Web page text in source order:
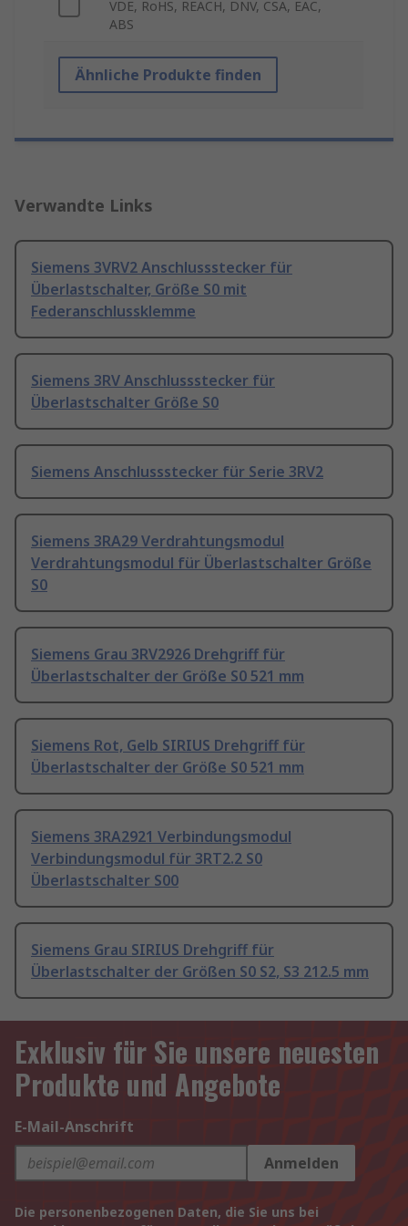
VDE, RoHS, REACH, DNV, CSA, EAC,
ABS
Ähnliche Produkte finden
Verwandte Links
Siemens 3VRV2 Anschlussstecker für
Überlastschalter, Größe S0 mit
Federanschlussklemme
Siemens 3RV Anschlussstecker für
Überlastschalter Größe S0
Siemens Anschlussstecker für Serie 3RV2
Siemens 3RA29 Verdrahtungsmodul
Verdrahtungsmodul für Überlastschalter Größe
S0
Siemens Grau 3RV2926 Drehgriff für
Überlastschalter der Größe S0 521 mm
Siemens Rot, Gelb SIRIUS Drehgriff für
Überlastschalter der Größe S0 521 mm
Siemens 3RA2921 Verbindungsmodul
Verbindungsmodul für 3RT2.2 S0
Überlastschalter S00
Siemens Grau SIRIUS Drehgriff für
Überlastschalter der Größen S0 S2, S3 212.5 mm
Exklusiv für Sie unsere neuesten
Produkte und Angebote
E-Mail-Anschrift
Anmelden
Die personenbezogenen Daten, die Sie uns bei